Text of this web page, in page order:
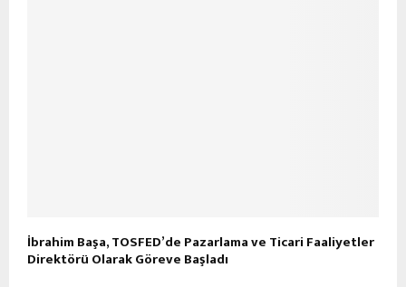
İbrahim Başa, TOSFED’de Pazarlama ve Ticari Faaliyetler
Direktörü Olarak Göreve Başladı